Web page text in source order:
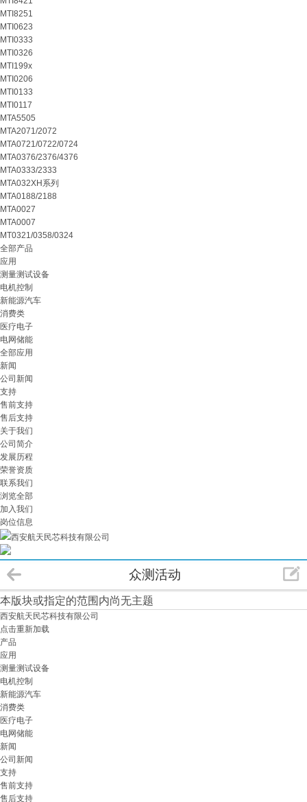
MTI8251
MTI0623
MTI0333
MTI0326
MTI199x
MTI0206
MTI0133
MTI0117
MTA5505
MTA2071/2072
MTA0721/0722/0724
MTA0376/2376/4376
MTA0333/2333
MTA032XH系列
MTA0188/2188
MTA0027
MTA0007
MT0321/0358/0324
全部产品
应用
测量测试设备
电机控制
新能源汽车
消费类
医疗电子
电网储能
全部应用
新闻
公司新闻
支持
售前支持
售后支持
关于我们
公司简介
发展历程
荣誉资质
联系我们
浏览全部
加入我们
岗位信息
西安航天民芯科技有限公司
众测活动
本版块或指定的范围内尚无主题
西安航天民芯科技有限公司
点击重新加载
产品
应用
测量测试设备
电机控制
新能源汽车
消费类
医疗电子
电网储能
新闻
公司新闻
支持
售前支持
售后支持